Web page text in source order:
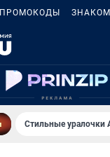
ПРОМОКОДЫ
Стильные уралочки